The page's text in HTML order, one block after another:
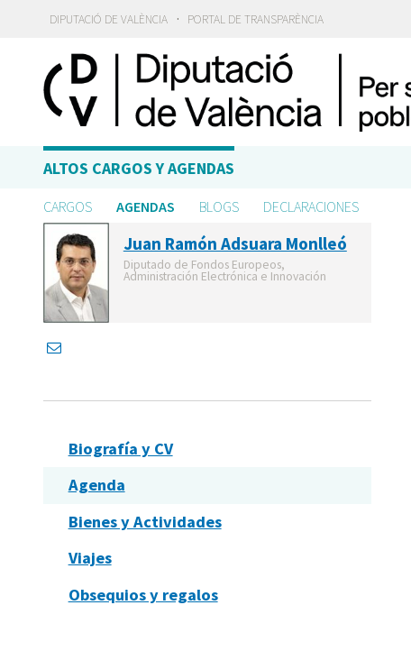
DIPUTACIÓ DE VALÈNCIA · PORTAL DE TRANSPARÈNCIA
ALTOS CARGOS Y AGENDAS
CARGOS AGENDAS BLOGS DECLARACIONES
Juan Ramón Adsuara Monlleó
Diputado de Fondos Europeos,
Administración Electrónica e Innovación
Biografía y CV
Agenda
Bienes y Actividades
Viajes
Obsequios y regalos